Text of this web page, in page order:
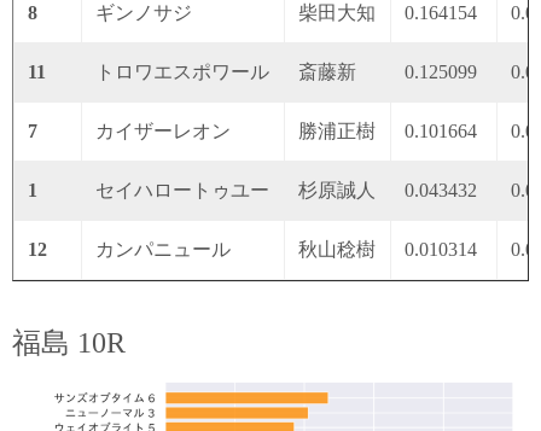
8 ギンノサジ 柴田大知 0.164154
11 トロワエスポワール 斎藤新 0.125099
7 カイザーレオン 勝浦正樹 0.101664
1 セイハロートゥユー 杉原誠人 0.043432
12 カンパニュール 秋山稔樹 0.010314
福島 10R